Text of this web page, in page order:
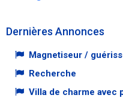
Dernières Annonces
Magnetiseur /
Recherche
Villa de charme avec